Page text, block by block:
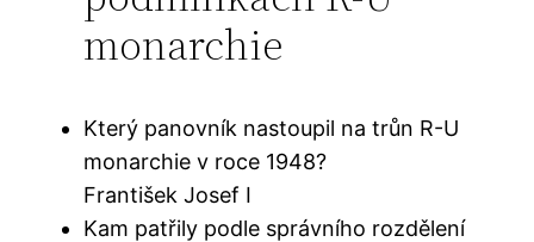
monarchie
Který panovník nastoupil na trůn R-U
monarchie v roce 1948?
František Josef I
Kam patřily podle správního rozdělení